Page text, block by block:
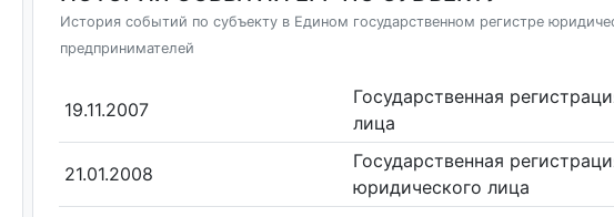
История событий по субъекту в Едином государственном регистре
предпринимателей
19.11.2007
Государственная
лица
21.01.2008
Государственная
юридического лица